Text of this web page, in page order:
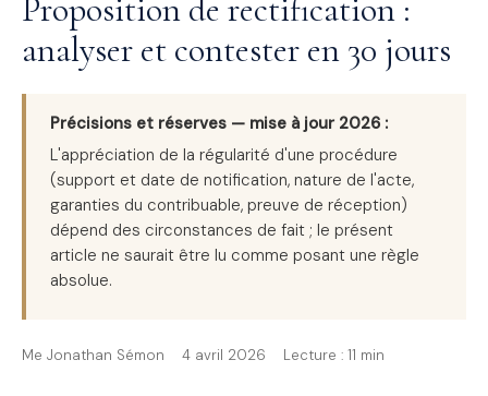
Proposition de rectification :
analyser et contester en 30 jours
Précisions et réserves — mise à jour 2026 :
L'appréciation de la régularité d'une procédure
(support et date de notification, nature de l'acte,
garanties du contribuable, preuve de réception)
dépend des circonstances de fait ; le présent
article ne saurait être lu comme posant une règle
absolue.
Me Jonathan Sémon 4 avril 2026 Lecture : 11 min